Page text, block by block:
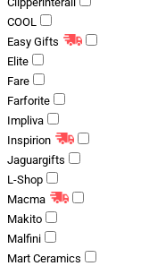
COOL
Easy Gifts
Elite
Fare
Farforite
Impliva
Inspirion
Jaguargifts
L-Shop
Macma
Makito
Malfini
Mart Ceramics